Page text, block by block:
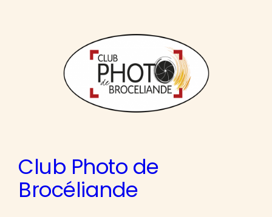
Club Photo de
Brocéliande